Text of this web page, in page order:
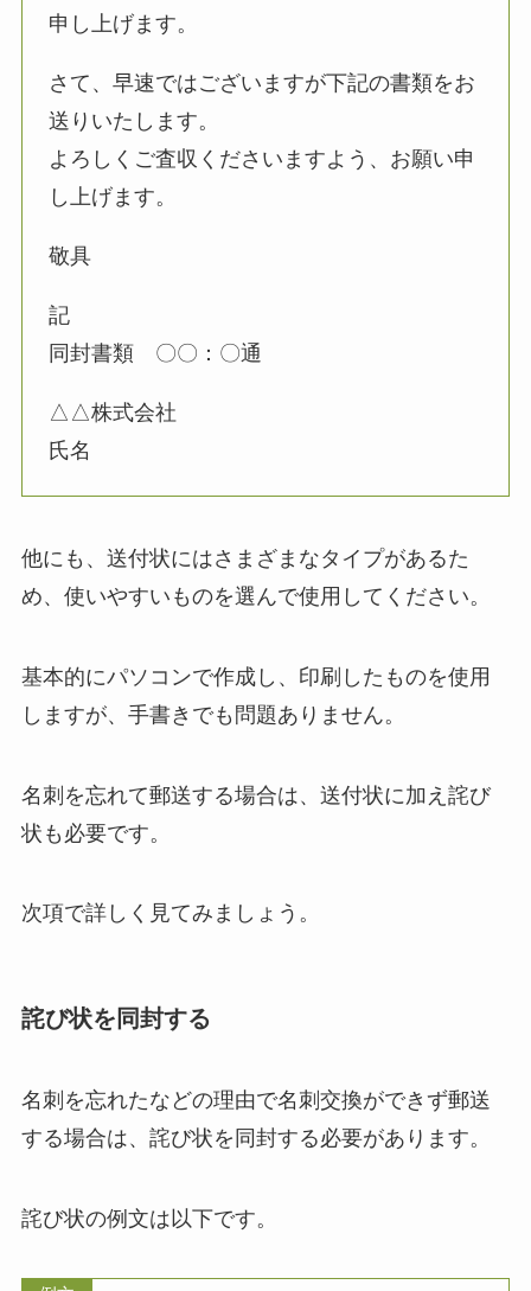
申し上げます。
さて、早速ではございますが下記の書類をお
送りいたします。
よろしくご査収くださいますよう、お願い申
し上げます。
敬具
記
同封書類 〇〇：〇通
△△株式会社
氏名
他にも、送付状にはさまざまなタイプがあるた
め、使いやすいものを選んで使用してください。
基本的にパソコンで作成し、印刷したものを使用
しますが、手書きでも問題ありません。
名刺を忘れて郵送する場合は、送付状に加え詫び
状も必要です。
次項で詳しく見てみましょう。
詫び状を同封する
名刺を忘れたなどの理由で名刺交換ができず郵送
する場合は、詫び状を同封する必要があります。
詫び状の例文は以下です。